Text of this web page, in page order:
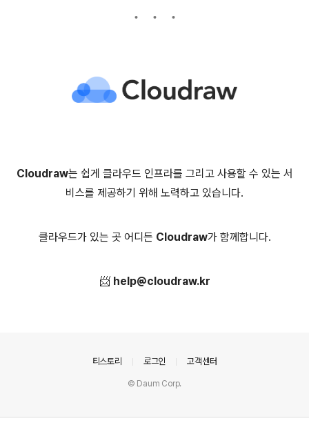
Cloudraw는 쉽게 클라우드 인프라를 그리고 사용할 수 있는 서
비스를 제공하기 위해 노력하고 있습니다.
클라우드가 있는 곳 어디든 Cloudraw가 함께합니다.
📨 help@cloudraw.kr
티스토리 로그인 고객센터
© Daum Corp.